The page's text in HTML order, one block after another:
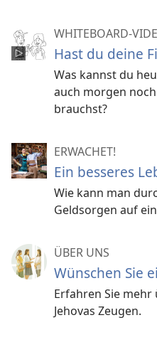
WHITEBOARD-
Hast du deine
Was kannst du
auch morgen
brauchst?
ERWACHET!
Ein besseres
Wie kann man
Geldsorgen auf
ÜBER UNS
Wünschen Sie
Erfahren Sie
Jehovas Zeugen.